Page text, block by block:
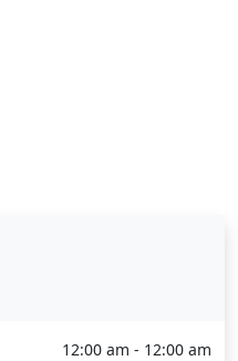
12:00 am - 12:00 am